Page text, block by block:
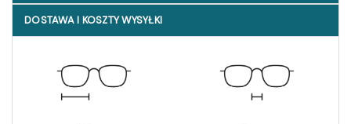
DOSTAWA I KOSZTY WYSYŁKI